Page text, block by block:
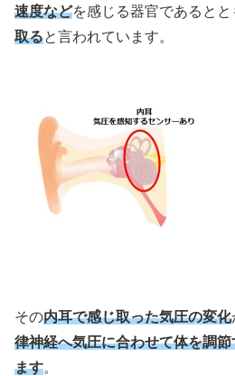
速度などを感じる器官であるとと
取ると言われています。
その内耳で感じ取った気圧の変化
律神経へ気圧に合わせて体を調
ます。